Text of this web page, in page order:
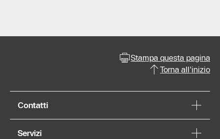
Stampa questa pagina
Torna all'inizio
Contatti
Servizi